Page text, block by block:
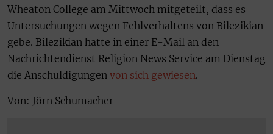
Wheaton College am Mittwoch mitgeteilt, dass es
Untersuchungen wegen Fehlverhaltens von Bilezikian
gebe. Bilezikian hatte in einer E-Mail an den
Nachrichtendienst Religion News Service am Dienstag
die Anschuldigungen von sich gewiesen.
Von: Jörn Schumacher